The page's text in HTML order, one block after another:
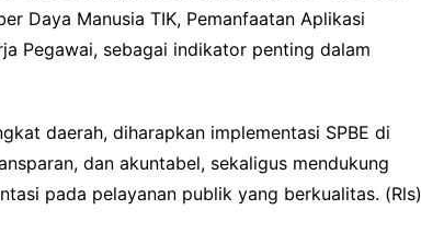
Daya Manusia TIK, Pemanfaatan Aplikasi
Pegawai, sebagai indikator penting dalam
daerah, diharapkan implementasi SPBE di
dan akuntabel, sekaligus mendukung
pada pelayanan publik yang berkualitas. (Rls)